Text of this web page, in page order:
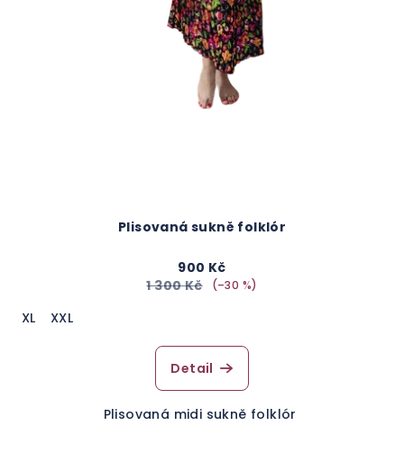
Plisovaná sukně folklór
900 Kč
1 300 Kč
(–30 %)
XL XXL
Detail
Plisovaná midi sukně folklór